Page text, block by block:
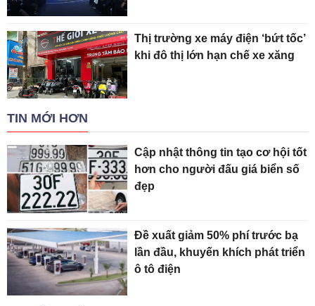
Thị trường xe máy điện ‘bứt tốc’
khi đô thị lớn hạn chế xe xăng
TIN MỚI HƠN
Cập nhật thông tin tạo cơ hội tốt
hơn cho người đấu giá biển số
đẹp
Đề xuất giảm 50% phí trước bạ
lần đầu, khuyến khích phát triển
ô tô điện